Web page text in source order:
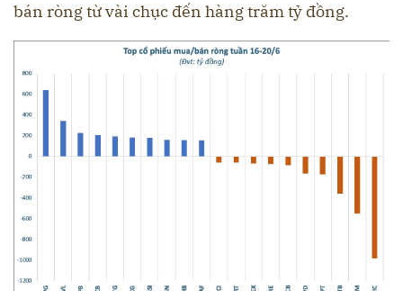
bán ròng từ vài chục đến hàng trăm tỷ đồng.